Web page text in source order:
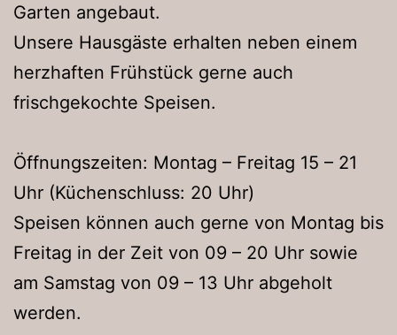
Garten angebaut.
Unsere Hausgäste erhalten neben einem
herzhaften Frühstück gerne auch
frischgekochte Speisen.
Öffnungszeiten: Montag – Freitag 15 – 21
Uhr (Küchenschluss: 20 Uhr)
Speisen können auch gerne von Montag bis
Freitag in der Zeit von 09 – 20 Uhr sowie
am Samstag von 09 – 13 Uhr abgeholt
werden.